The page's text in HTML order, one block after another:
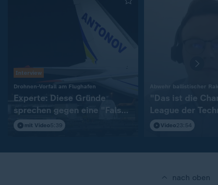
Interview
Drohnen-Vorfall am Flughafen
Experte: Diese Gründe
sprechen gegen eine "False
Flag"-Aktion
mit Video5:39
Abwehr ballistischer
"Das ist die
League der
Video23:54
nach oben